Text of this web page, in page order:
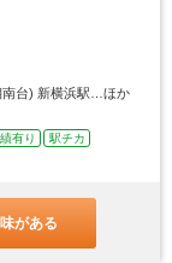
南台) 新横浜駅…ほか
有り
駅チカ
がある